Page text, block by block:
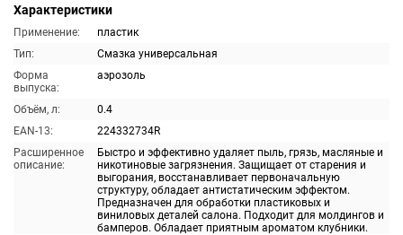
Характеристики
Применение:
пластик
Тип:
Смазка универсальная
Форма
выпуска:
аэрозоль
Объём, л:
0.4
EAN-13:
224332734R
Расширенное
описание:
Быстро и эффективно удаляет пыль, грязь, масляные и
никотиновые загрязнения. Защищает от старения и
выгорания, восстанавливает первоначальную
структуру, обладает антистатическим эффектом.
Предназначен для обработки пластиковых и
виниловых деталей салона. Подходит для молдингов и
бамперов. Обладает приятным ароматом клубники.